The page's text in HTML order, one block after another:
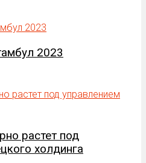
2023
растет под
холдинга